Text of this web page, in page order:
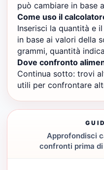
può cambiare in base
Come uso il
Inserisci la quantità e
in base ai valori della
grammi, quantità
Dove confronto
Continua sotto: trovi
utili per confrontare
Approfondisci
confronti prima